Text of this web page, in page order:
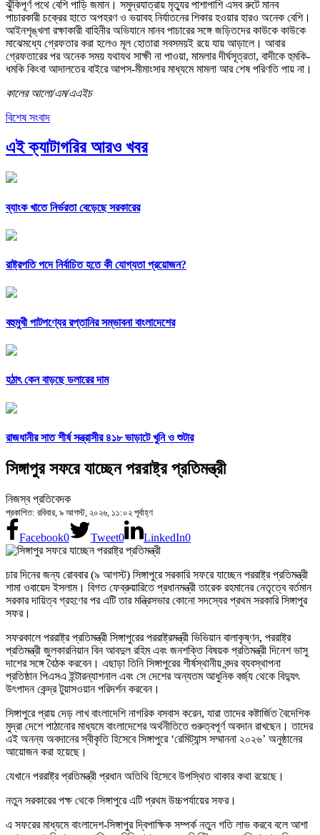
ঝুঁকিপূর্ণ পথে বেশি পাড়ি জমান। সমুদ্রযাত্রায় মৃত্যুর পাশাপাশি এসব রুটে মানব
পাচারকারী চক্রের হাতে অপহরণ ও ভয়াবহ নির্যাতনের শিকার হওয়ার হারও অনেক বেশি।
আইনশৃঙ্খলা রক্ষাকারী বাহিনীর অভিযানে মানব পাচারের সঙ্গে জড়িতদের কাউকে কাউকে
মাঝেমধ্যে গ্রেফতার করা হলেও মূল হোতারা সবসময়ই রয়ে যায় আড়ালে। আবার
গ্রেফতারের পর অনেক সময় যথাযথ সাক্ষী না পাওয়া, মামলার দীর্ঘসূত্রতা, বাদীকে হুমকি-
ধমকি কিংবা আদালতের বাইরে আপস-মীমাংসার মাধ্যমে মামলা আর শেষ পরিণতি পায় না।
কালের আলো/এম/এএইচ
বিশেষ সংবাদ
এই ক্যাটাগরির আরও খবর
ব্যাংক খাতে নির্ভরতা বেড়েছে সরকারের
রাষ্ট্রপতি পদে নির্বাচিত হতে কী যোগ্যতা প্রয়োজন?
বহুমুখী পাটপণ্যের রপ্তানির সম্ভাবনা বাংলাদেশের
হঠাৎ কেন বাড়ছে ডলারের দাম
রাজধানীর সাত শীর্ষ সন্ত্রাসীর ৪১৮ ভাড়াটে খুনি ও শুটার
সিঙ্গাপুর সফরে যাচ্ছেন পররাষ্ট্র প্রতিমন্ত্রী
নিজস্ব প্রতিবেদক
প্রকাশিত: রবিবার, ৯ আগস্ট, ২০২৬, ১১:০২ পূর্বাহ্ণ
Facebook0 Tweet0 LinkedIn0
চার দিনের জন্য রোববার (৯ আগস্ট) সিঙ্গাপুরে সরকারি সফরে যাচ্ছেন পররাষ্ট্র প্রতিমন্ত্রী
শামা ওবায়েদ ইসলাম। বিগত ফেব্রুয়ারিতে প্রধানমন্ত্রী তারেক রহমানের নেতৃত্বে বর্তমান
সরকার দায়িত্ব গ্রহণের পর এটি তার মন্ত্রিসভার কোনো সদস্যের প্রথম সরকারি সিঙ্গাপুর
সফর।
সফরকালে পররাষ্ট্র প্রতিমন্ত্রী সিঙ্গাপুরের পররাষ্ট্রমন্ত্রী ভিভিয়ান বালাকৃষ্ণন, পররাষ্ট্র
প্রতিমন্ত্রী জুলকারনিয়ান বিন আবদুল রহিম এবং জনশক্তি বিষয়ক প্রতিমন্ত্রী দিনেশ ভাসু
দাশের সঙ্গে বৈঠক করবেন। এছাড়া তিনি সিঙ্গাপুরের শীর্ষস্থানীয় বন্দর ব্যবস্থাপনা
প্রতিষ্ঠান পিএসএ ইন্টারন্যাশনাল এবং সে দেশের অন্যতম আধুনিক বর্জ্য থেকে বিদ্যুৎ
উৎপাদন কেন্দ্র টুয়াসওয়ান পরিদর্শন করবেন।
সিঙ্গাপুরে প্রায় দেড় লাখ বাংলাদেশি নাগরিক বসবাস করেন, যারা তাদের কষ্টার্জিত বৈদেশিক
মুদ্রা দেশে পাঠানোর মাধ্যমে বাংলাদেশের অর্থনীতিতে গুরুত্বপূর্ণ অবদান রাখছেন। তাদের
এই অনন্য অবদানের স্বীকৃতি হিসেবে সিঙ্গাপুরে ‘রেমিট্যান্স সম্মাননা ২০২৬’ অনুষ্ঠানের
আয়োজন করা হয়েছে।
যেখানে পররাষ্ট্র প্রতিমন্ত্রী প্রধান অতিথি হিসেবে উপস্থিত থাকার কথা রয়েছে।
নতুন সরকারের পক্ষ থেকে সিঙ্গাপুরে এটি প্রথম উচ্চপর্যায়ের সফর।
এ সফরের মাধ্যমে বাংলাদেশ-সিঙ্গাপুর দ্বিপাক্ষিক সম্পর্ক নতুন গতি লাভ করবে বলে আশা